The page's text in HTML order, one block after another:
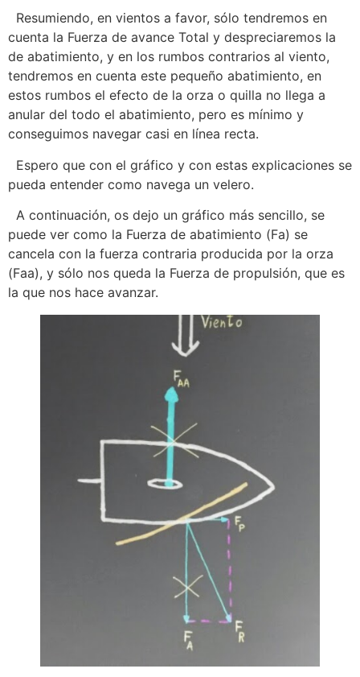
Resumiendo, en vientos a favor, sólo tendremos en
cuenta la Fuerza de avance Total y despreciaremos la
de abatimiento, y en los rumbos contrarios al viento,
tendremos en cuenta este pequeño abatimiento, en
estos rumbos el efecto de la orza o quilla no llega a
anular del todo el abatimiento, pero es mínimo y
conseguimos navegar casi en línea recta.
Espero que con el gráfico y con estas explicaciones se
pueda entender como navega un velero.
A continuación, os dejo un gráfico más sencillo, se
puede ver como la Fuerza de abatimiento (Fa) se
cancela con la fuerza contraria producida por la orza
(Faa), y sólo nos queda la Fuerza de propulsión, que es
la que nos hace avanzar.